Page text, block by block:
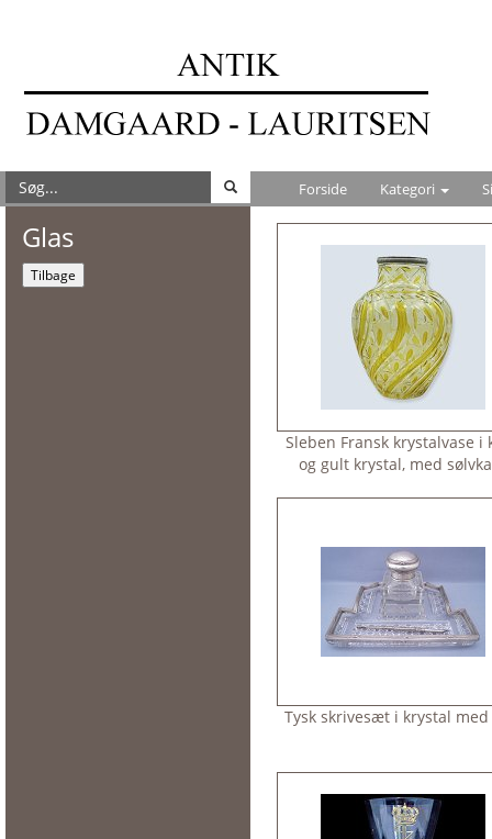
Forside Kategori
Glas
Tilbage
Sleben Fransk krystalvase i
og gult krystal, med
Tysk skrivesæt i krystal med